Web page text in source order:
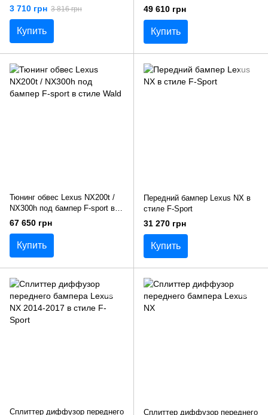
3 710 грн 3 816 грн
Купить
49 610 грн
Купить
Тюнинг обвес Lexus NX200t /
NX300h под бампер F-sport в
стиле Wald
67 650 грн
Купить
Передний бампер Lexus NX в
стиле F-Sport
31 270 грн
Купить
Сплиттер диффузор переднего
Сплиттер диффузор переднего